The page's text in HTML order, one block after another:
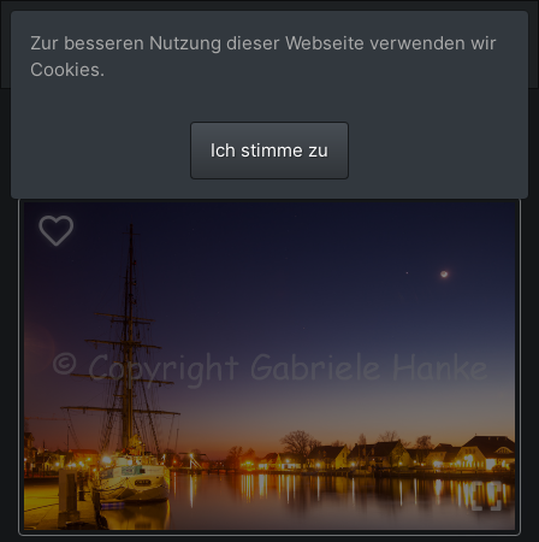
Zur besseren Nutzung dieser Webseite verwenden wir
Cookies.
Ich stimme zu